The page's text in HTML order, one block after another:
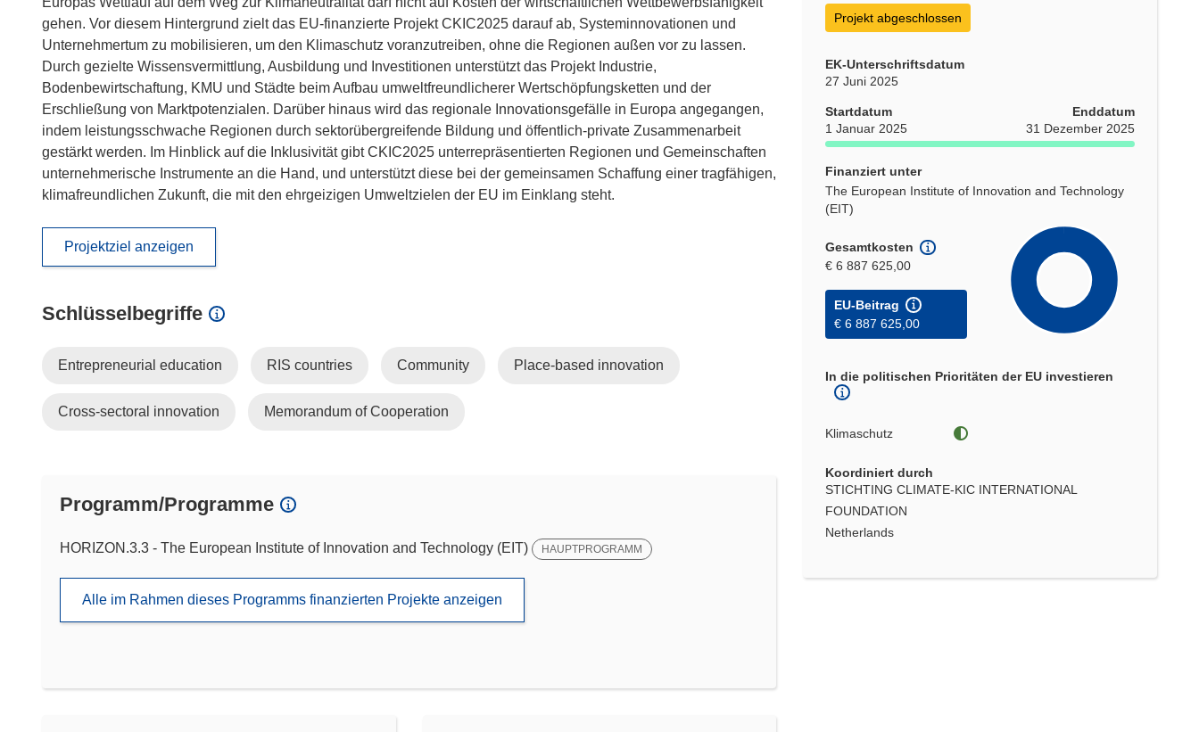
Projekt abgeschlossen
EK-Unterschriftsdatum
27 Juni 2025
Startdatum
1 Januar 2025
Enddatum
31 Dezember 2025
Finanziert unter
The European Institute of Innovation and Technology
(EIT)
Gesamtkosten
€ 6 887 625,00
EU-Beitrag
€ 6 887 625,00
In die politischen Prioritäten der EU investieren
Klimaschutz
Koordiniert durch
STICHTING CLIMATE-KIC INTERNATIONAL
FOUNDATION
Netherlands
gehen. Vor diesem Hintergrund zielt das EU-finanzierte Projekt CKIC2025 darauf ab, Systeminnovationen und
Unternehmertum zu mobilisieren, um den Klimaschutz voranzutreiben, ohne die Regionen außen vor zu lassen.
Durch gezielte Wissensvermittlung, Ausbildung und Investitionen unterstützt das Projekt Industrie,
Bodenbewirtschaftung, KMU und Städte beim Aufbau umweltfreundlicherer Wertschöpfungsketten und der
Erschließung von Marktpotenzialen. Darüber hinaus wird das regionale Innovationsgefälle in Europa angegangen,
indem leistungsschwache Regionen durch sektorübergreifende Bildung und öffentlich-private Zusammenarbeit
gestärkt werden. Im Hinblick auf die Inklusivität gibt CKIC2025 unterrepräsentierten Regionen und Gemeinschaften
unternehmerische Instrumente an die Hand, und unterstützt diese bei der gemeinsamen Schaffung einer tragfähigen,
klimafreundlichen Zukunft, die mit den ehrgeizigen Umweltzielen der EU im Einklang steht.
Projektziel anzeigen
Schlüsselbegriffe
Entrepreneurial education RIS countries Community Place-based innovation
Cross-sectoral innovation Memorandum of Cooperation
Programm/Programme
HORIZON.3.3 - The European Institute of Innovation and Technology (EIT) HAUPTPROGRAMM
Alle im Rahmen dieses Programms finanzierten Projekte anzeigen